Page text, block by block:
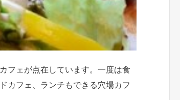
フェが点在しています。一度は食
カフェ、ランチもできる穴場カフ